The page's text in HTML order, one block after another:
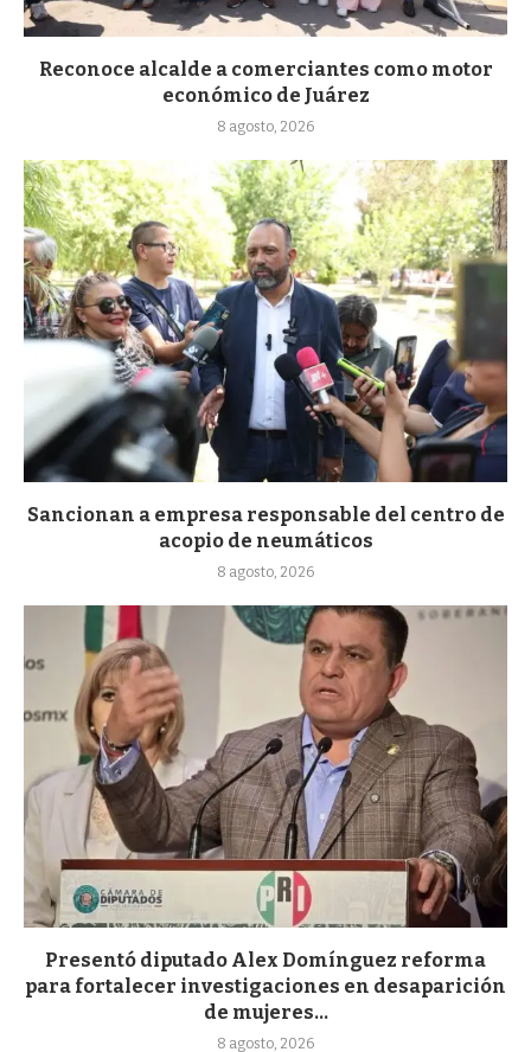
Reconoce alcalde a comerciantes como motor
económico de Juárez
8 agosto, 2026
Sancionan a empresa responsable del centro de
acopio de neumáticos
8 agosto, 2026
Presentó diputado Alex Domínguez reforma
para fortalecer investigaciones en desaparición
de mujeres...
8 agosto, 2026